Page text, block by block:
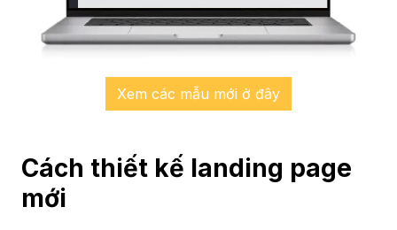
Xem các mẫu mới ở đây
Cách thiết kế landing page
mới